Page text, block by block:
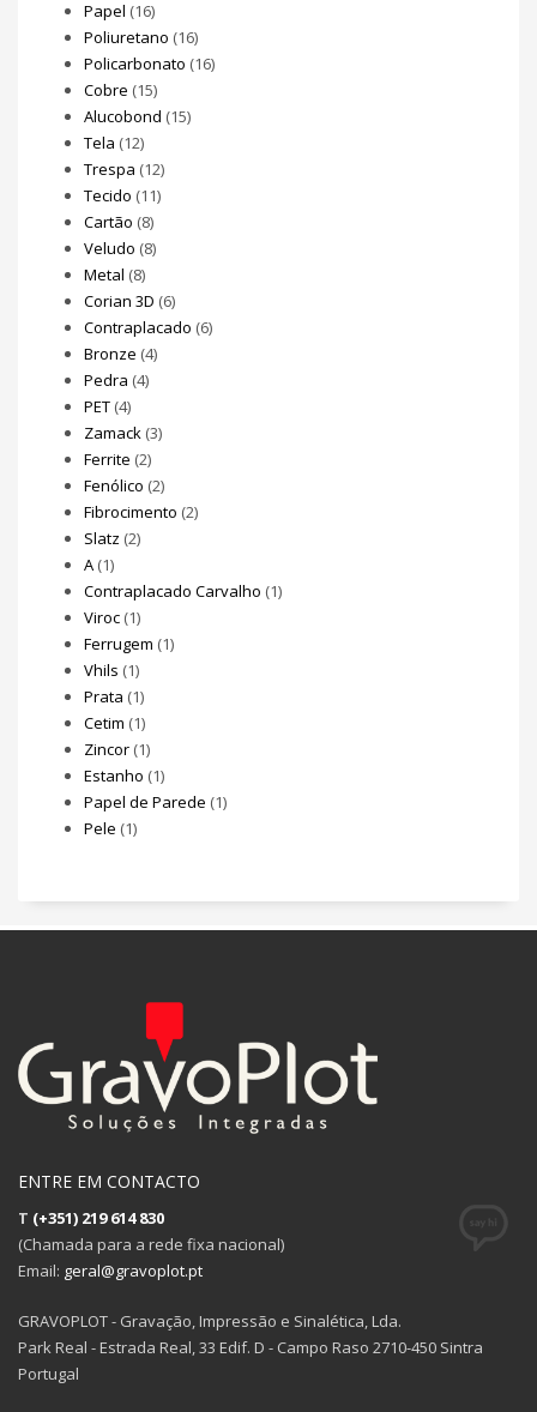
Papel (16)
Poliuretano (16)
Policarbonato (16)
Cobre (15)
Alucobond (15)
Tela (12)
Trespa (12)
Tecido (11)
Cartão (8)
Veludo (8)
Metal (8)
Corian 3D (6)
Contraplacado (6)
Bronze (4)
Pedra (4)
PET (4)
Zamack (3)
Ferrite (2)
Fenólico (2)
Fibrocimento (2)
Slatz (2)
A (1)
Contraplacado Carvalho (1)
Viroc (1)
Ferrugem (1)
Vhils (1)
Prata (1)
Cetim (1)
Zincor (1)
Estanho (1)
Papel de Parede (1)
Pele (1)
ENTRE EM CONTACTO
T (+351) 219 614 830
(Chamada para a rede fixa nacional)
Email: geral@gravoplot.pt
GRAVOPLOT - Gravação, Impressão e Sinalética, Lda.
Park Real - Estrada Real, 33 Edif. D - Campo Raso 2710-450 Sintra
Portugal